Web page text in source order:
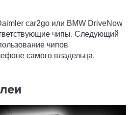
car2go или BMW DriveNow
чипы. Следующий
чипов
самого владельца.